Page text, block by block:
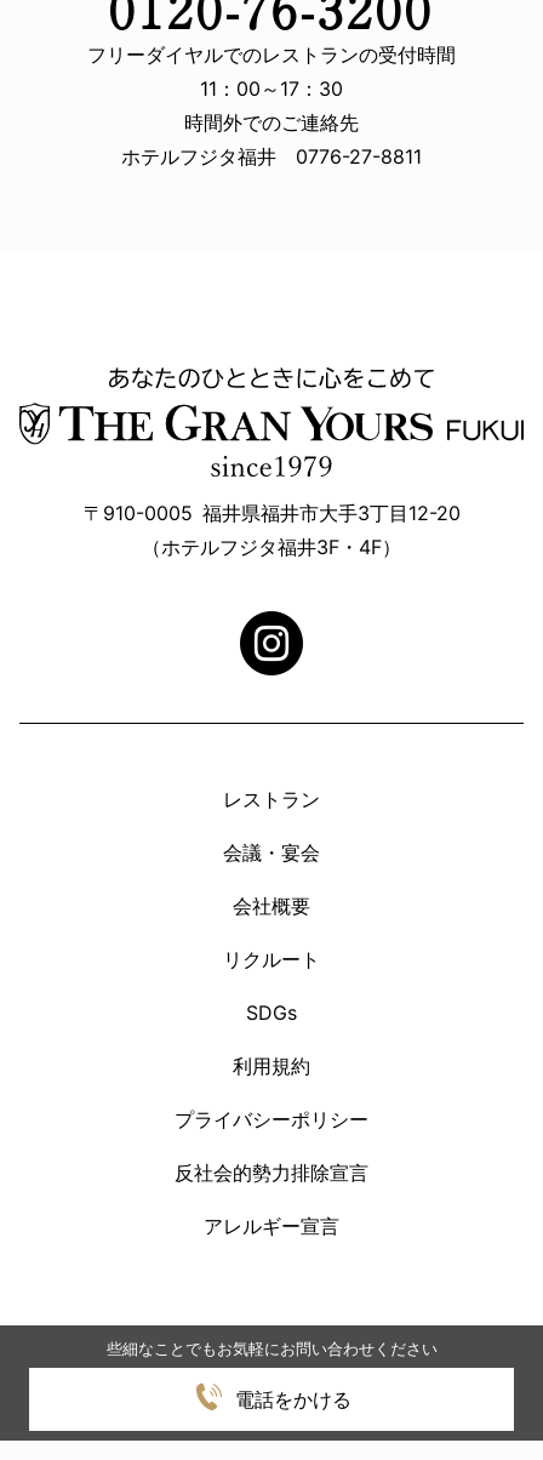
些細なことでもお気軽にお問い合わせください
電話をかける
フリーダイヤルでのレストランの受付時間
11：00～17：30
時間外でのご連絡先
ホテルフジタ福井 0776-27-8811
〒910-0005 福井県福井市大手3丁目12-20
（ホテルフジタ福井3F・4F）
レストラン
会議・宴会
会社概要
リクルート
SDGs
利用規約
プライバシーポリシー
反社会的勢力排除宣言
アレルギー宣言
Copyright © 2020 YOURS HOTEL. All Rights Reserved